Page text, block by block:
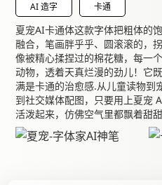
AI 造字 卡通
夏宠AI卡通体这款字体把粗体的
融合，笔画胖乎乎、圆滚滚的，
像被精心揉捏过的棉花糖，每一
动物，透着天真烂漫的劲儿！它
满是卡通的治愈感.从儿童读物到
到社交媒体配图，只要用上夏宠
活泼起来，仿佛空气里都飘着甜甜